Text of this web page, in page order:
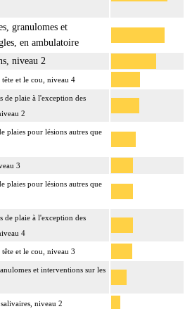
granulomes et
en ambulatoire
niveau 2
et le cou, niveau 4
de plaie à l'exception des
2
plaies pour lésions autres que
3
plaies pour lésions autres que
de plaie à l'exception des
4
et le cou, niveau 3
et interventions sur les
niveau 2